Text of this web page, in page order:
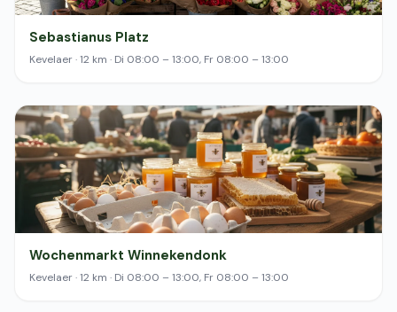
Sebastianus Platz
Kevelaer · 12 km · Di 08:00 – 13:00, Fr 08:00 – 13:00
Wochenmarkt Winnekendonk
Kevelaer · 12 km · Di 08:00 – 13:00, Fr 08:00 – 13:00